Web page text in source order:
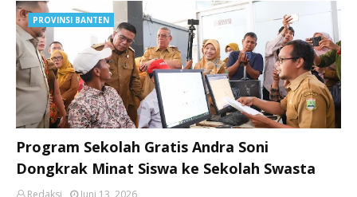
PROVINSI BANTEN
Program Sekolah Gratis Andra Soni
Dongkrak Minat Siswa ke Sekolah Swasta
Redaksi Juni 13, 2026